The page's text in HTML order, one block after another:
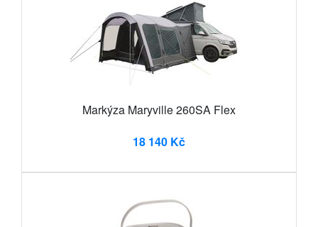
Markýza Maryville 260SA Flex
18 140 Kč